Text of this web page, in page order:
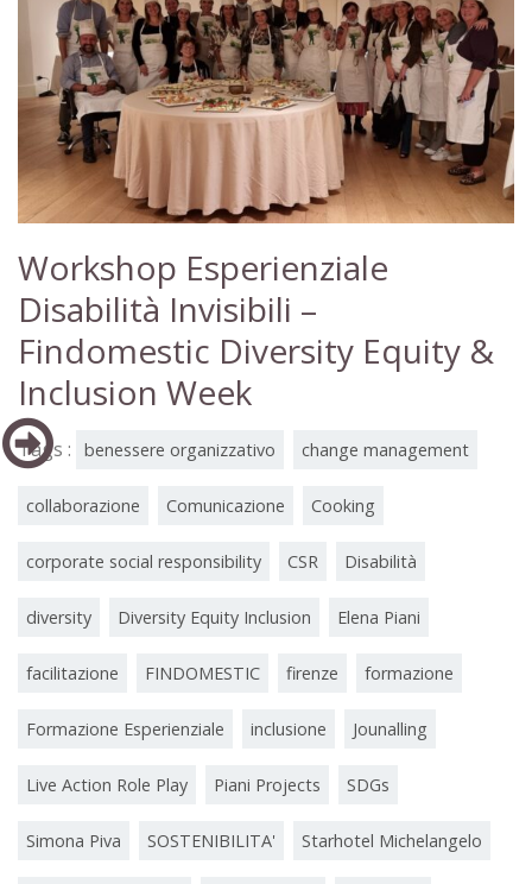
Workshop Esperienziale
Disabilità Invisibili –
Findomestic Diversity Equity &
Inclusion Week
Tags : benessere organizzativo change management
collaborazione Comunicazione Cooking
corporate social responsibility CSR Disabilità
diversity Diversity Equity Inclusion Elena Piani
facilitazione FINDOMESTIC firenze formazione
Formazione Esperienziale inclusione Jounalling
Live Action Role Play Piani Projects SDGs
Simona Piva SOSTENIBILITA' Starhotel Michelangelo